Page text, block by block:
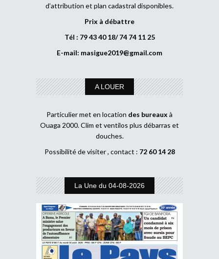
d’attribution et plan cadastral disponibles.
Prix à débattre
Tél : 79 43 40 18/ 74 74 11 25
E-mail: masigue2019@gmail.com
A LOUER
Particulier met en location des bureaux à
Ouaga 2000. Clim et ventilos plus débarras et
douches.
Possibilité de visiter , contact : 72 60 14 28
La Une du 04-08-2026